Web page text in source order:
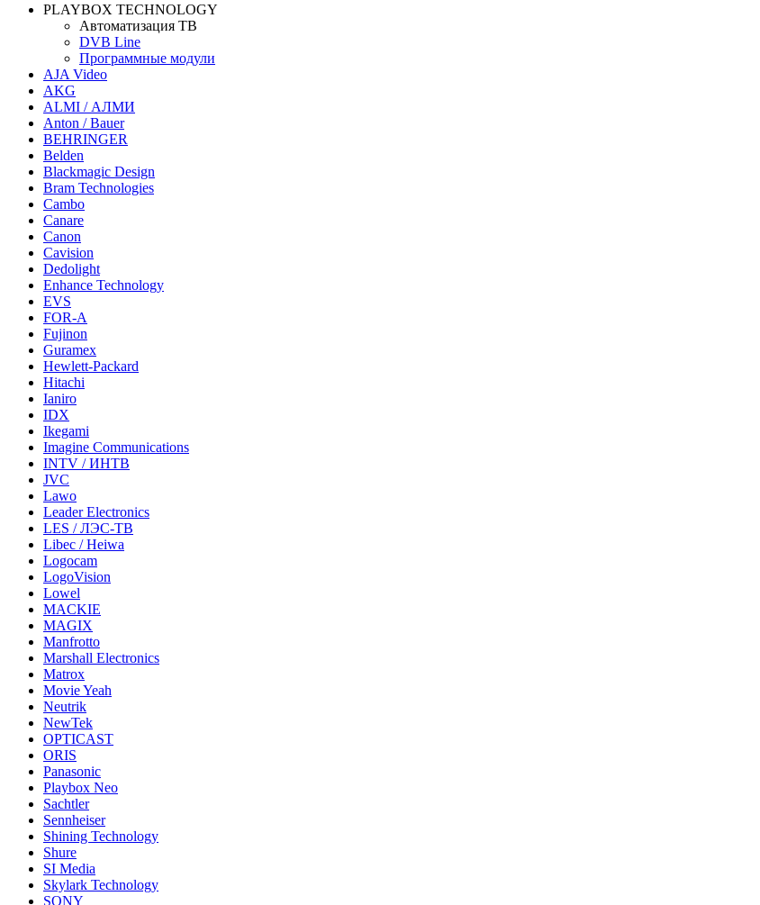
PLAYBOX TECHNOLOGY
Автоматизация ТВ
DVB Line
Программные модули
AJA Video
AKG
ALMI / АЛМИ
Anton / Bauer
BEHRINGER
Belden
Blackmagic Design
Bram Technologies
Cambo
Canare
Canon
Cavision
Dedolight
Enhance Technology
EVS
FOR-A
Fujinon
Guramex
Hewlett-Packard
Hitachi
Ianiro
IDX
Ikegami
Imagine Communications
INTV / ИНТВ
JVC
Lawo
Leader Electronics
LES / ЛЭС-ТВ
Libec / Heiwa
Logocam
LogoVision
Lowel
MACKIE
MAGIX
Manfrotto
Marshall Electronics
Matrox
Movie Yeah
Neutrik
NewTek
OPTICAST
ORIS
Panasonic
Playbox Neo
Sachtler
Sennheiser
Shining Technology
Shure
SI Media
Skylark Technology
SONY